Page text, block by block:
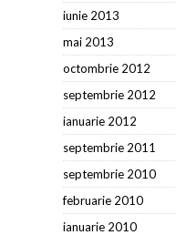
iunie 2013
mai 2013
octombrie 2012
septembrie 2012
ianuarie 2012
septembrie 2011
septembrie 2010
februarie 2010
ianuarie 2010